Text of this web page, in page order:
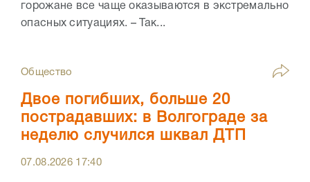
горожане все чаще оказываются в экстремально
опасных ситуациях. – Так...
Общество
Двое погибших, больше 20
пострадавших: в Волгограде за
неделю случился шквал ДТП
07.08.2026 17:40